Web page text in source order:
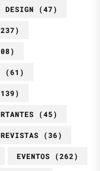
DESIGN (47)
(61)
(45)
(36)
EVENTOS (262)